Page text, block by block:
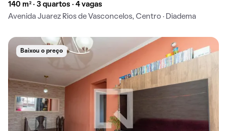
140 m² · 3 quartos · 4 vagas
Avenida Juarez Rios de Vasconcelos, Centro · Diadema
Baixou o preço